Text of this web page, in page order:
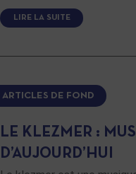
LIRE LA SUITE
ARTICLES DE FOND
LE KLEZMER :
D’AUJOURD’HUI